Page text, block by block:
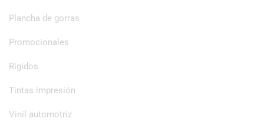
Plancha de gorras
Promocionales
Rígidos
Tintas impresión
Vinil automotriz